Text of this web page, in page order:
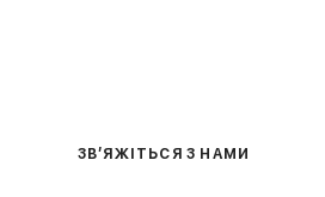
ЗВ’ЯЖІТЬСЯ З НАМИ